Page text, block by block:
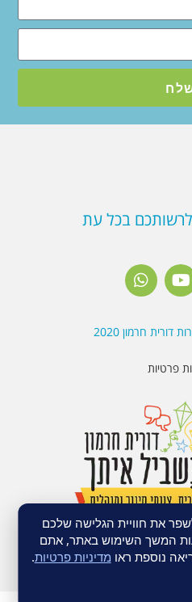
בכל עת
דורית חרמון 2020
פרטיות
דורית חרמון 2020
את חוויית הגלישה שלכם
המשך השימוש באתר, אתם
נוספת ראו מדיניות פרטיות.